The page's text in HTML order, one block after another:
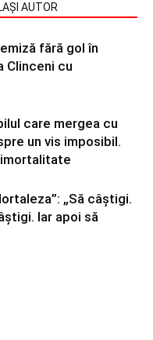
AUTOR
fără gol în
Clinceni cu
care mergea cu
un vis imposibil.
„Să câștigi.
Iar apoi să